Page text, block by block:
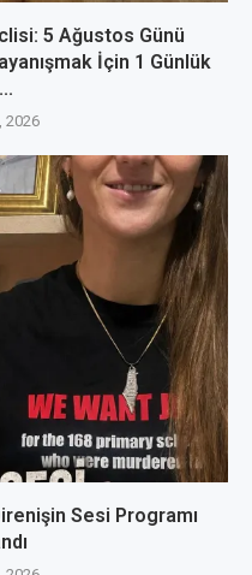
5 Ağustos Günü
İçin 1 Günlük
2026
Sesi Programı